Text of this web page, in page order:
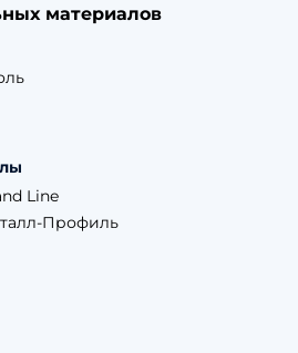
материалов
Line
Профиль